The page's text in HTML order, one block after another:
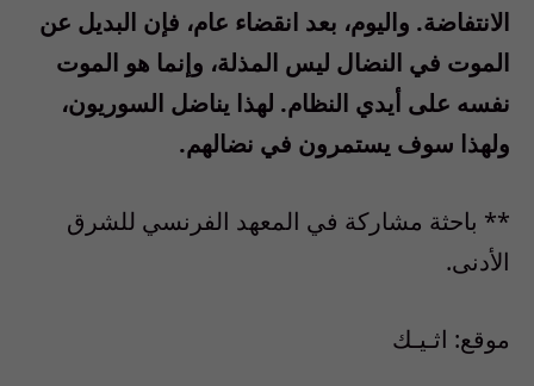
الانتفاضة. واليوم، بعد انقضاء عام، فإن البديل عن
الموت في النضال ليس المذلة، وإنما هو الموت
نفسه على أيدي النظام. لهذا يناضل السوريون،
ولهذا سوف يستمرون في نضالهم.
** باحثة مشاركة في المعهد الفرنسي للشرق
الأدنى.
موقع: اثـيـك